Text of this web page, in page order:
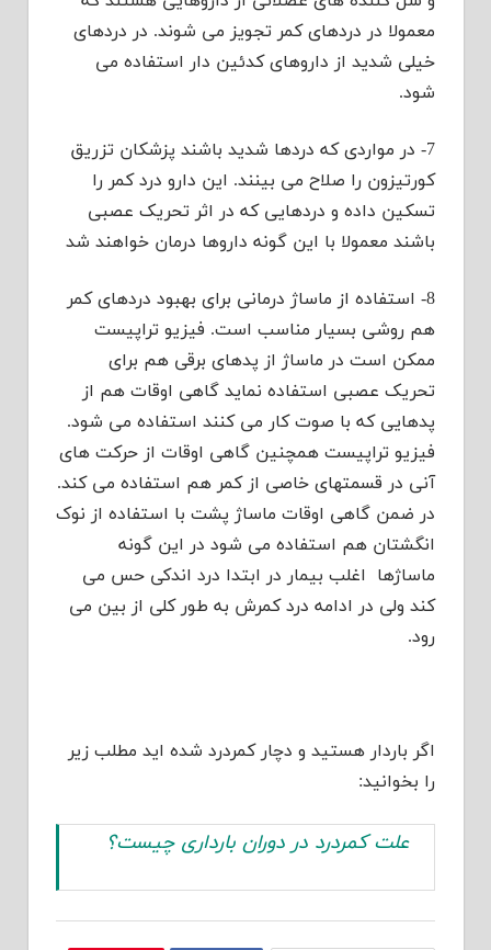
معمولا در دردهای کمر تجویز می شوند. در دردهای
خیلی شدید از داروهای کدئین دار استفاده می
7- در مواردی که دردها شدید باشند پزشکان تزریق
کورتیزون را صلاح می بینند. این دارو درد کمر را
تسکین داده و دردهایی که در اثر تحریک عصبی
باشند معمولا با این گونه داروها درمان خواهند شد
8- استفاده از ماساژ درمانی برای بهبود دردهای کمر
هم روشی بسیار مناسب است. فیزیو تراپیست
ممکن است در ماساژ از پدهای برقی هم برای
تحریک عصبی استفاده نماید گاهی اوقات هم از
پدهایی که با صوت کار می کنند استفاده می شود.
فیزیو تراپیست همچنین گاهی اوقات از حرکت های
آنی در قسمتهای خاصی از کمر هم استفاده می کند.
در ضمن گاهی اوقات ماساژ پشت با استفاده از نوک
انگشتان هم استفاده می شود در این گونه
ماساژها اغلب بیمار در ابتدا درد اندکی حس می
کند ولی در ادامه درد کمرش به طور کلی از بین می
اگر باردار هستید و دچار کمردرد شده اید مطلب زیر
را بخوانید:
علت کمردرد در دوران بارداری چیست؟